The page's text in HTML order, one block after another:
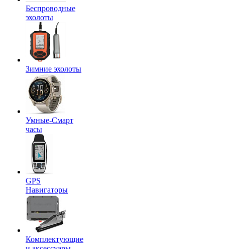
Беспроводные
эхолоты
Зимние эхолоты
Умные-Смарт
часы
GPS
Навигаторы
Комплектующие